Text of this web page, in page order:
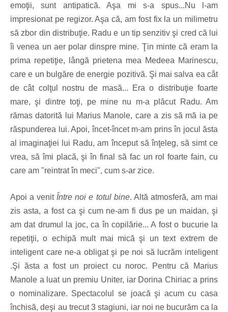
emoţii, sunt antipatică. Aşa mi s-a spus...Nu l-am
impresionat pe regizor. Aşa că, am fost fix la un milimetru
să zbor din distribuţie. Radu e un tip senzitiv şi cred că lui
îi venea un aer polar dinspre mine. Ţin minte că eram la
prima repetiţie, lângă prietena mea Medeea Marinescu,
care e un bulgăre de energie pozitivă. Şi mai salva ea cât
de cât colţul nostru de masă... Era o distribuţie foarte
mare, şi dintre toţi, pe mine nu m-a plăcut Radu. Am
rămas datorită lui Marius Manole, care a zis să mă ia pe
răspunderea lui. Apoi, încet-încet m-am prins în jocul ăsta
al imaginaţiei lui Radu, am început să înţeleg, să simt ce
vrea, să îmi placă, şi în final să fac un rol foarte fain, cu
care am "reintrat în meci", cum s-ar zice.
Apoi a venit Între noi e totul bine. Altă atmosferă, am mai
zis asta, a fost ca şi cum ne-am fi dus pe un maidan, şi
am dat drumul la joc, ca în copilărie... A fost o bucurie la
repetiţii, o echipă mult mai mică şi un text extrem de
inteligent care ne-a obligat şi pe noi să lucrăm inteligent
.Şi ăsta a fost un proiect cu noroc. Pentru că Marius
Manole a luat un premiu Uniter, iar Dorina Chiriac a prins
o nominalizare. Spectacolul se joacă şi acum cu casa
închisă, deşi au trecut 3 stagiuni, iar noi ne bucurăm ca la